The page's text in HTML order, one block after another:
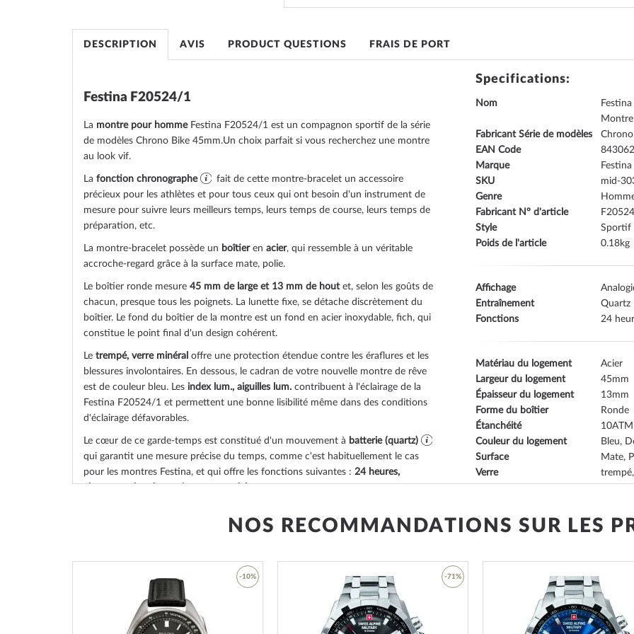
DESCRIPTION
Festina F20524/1
La montre pour hommeFestina F20524/1 est un compagnon sportif de la série
de modèles Chrono Bike 45mm.Un choix parfait si vous recherchez une montre
au look vif.
La fonction chronographe
fait de cette montre-bracelet un accessoire
précieux pour les athlètes et pour tous ceux qui ont besoin d'un instrument de
mesure pour suivre leurs meilleurs temps, leurs temps de course, leurs temps de
préparation, etc.
La montre-bracelet possède un boîtieren acier, qui ressemble à un véritable
accroche-regard grâce à la surface mate, polie.
Le boîtier ronde mesure 45 mm de large et 13 mm de houtet, selon les goûts de
chacun, presque tous les poignets. La lunette fixe, se détache discrètement du
boîtier. Le fond du boîtier de la montre est un fond en acier inoxydable, fich, qui
constitue le point final d'un design cohérent.
Le trempé, verre minéral offre une protection étendue contre les éraflures et les
blessures involontaires. En dessous, le cadran de votre nouvelle montre de rêve
est de couleur bleu. Les index lum., aiguilles lum. contribuent à l'éclairage de la
Festina F20524/1 et permettent une bonne lisibilité même dans des conditions
d'éclairage défavorables.
Le cœur de ce garde-temps est constitué d'un mouvement à batterie (quartz)
qui garantit une mesure précise du temps, comme c'est habituellement le cas
pour les montres Festina, et qui offre les fonctions suivantes : 24 heures,
l'utilisation quotidienne, comme vous pouvez le constater dans la liste ci-
3 ATM : les éclaboussures d'eau pendant le lavage des mains sont acceptables.
5 ATM : prendre une douche et prendre un bain est possible avec cette
montre. Ne nagez pas et ne plongez pas.
10 ATM : la montre peut gérer une visite à la piscine, mais pas la plongée.
20 ATM et plus : à partir de 20 ATM, la montre est considérée comme
Specifications:
Nom
Fabricant Série de modèles
EAN Code
Marque
Festina
SKU
mid-
Genre
Fabricant N° d'article
Style
Sportif
Poids de l'article
0.18
Affichage
Entraînement
Quartz
Fonctions
24
Matériau du logement
Acier
Largeur du logement
45
Épaisseur du logement
13
Forme du boîtier
Ronde
Étanchéité
10
Couleur du logement
Bleu,
Surface
Mate,
Verre
Couleur du cadran
Bleu
Illumination
index
Matériau des bracelets
Couleur du bracelet
Bleu
Boucle
AVIS PRODUCT QUESTIONS FRAIS DE PORT
NOS RECOMMANDATIONS SUR LES
-10% -71%